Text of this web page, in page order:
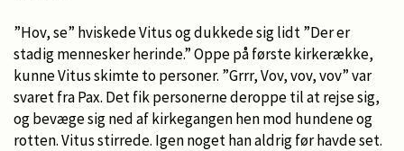
”Hov, se” hviskede Vitus og dukkede sig lidt ”Der er
stadig mennesker herinde.” Oppe på første kirkerække,
kunne Vitus skimte to personer. ”Grrr, Vov, vov, vov” var
svaret fra Pax. Det fik personerne deroppe til at rejse sig,
og bevæge sig ned af kirkegangen hen mod hundene og
rotten. Vitus stirrede. Igen noget han aldrig før havde set.